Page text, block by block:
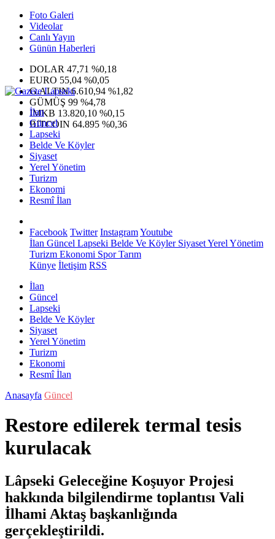
Foto Galeri
Videolar
Canlı Yayın
Günün Haberleri
DOLAR 47,71 %0,18
EURO 55,04 %0,05
G.ALTIN6.610,94 %1,82
GÜMÜŞ 99 %4,78
IMKB 13.820,10 %0,15
BITCOIN 64.895 %0,36
İlan
Güncel
Lapseki
Belde Ve Köyler
Siyaset
Yerel Yönetim
Turizm
Ekonomi
Resmî İlan
Facebook Twitter InstagramYoutube
İlan Güncel Lapseki Belde Ve KöylerSiyasetYerel Yönetim
Turizm Ekonomi SporTarım
Künye İletişim RSS
İlan
Güncel
Lapseki
Belde Ve Köyler
Siyaset
Yerel Yönetim
Turizm
Ekonomi
Resmî İlan
Anasayfa Güncel
Restore edilerek termal tesis
kurulacak
Lâpseki Geleceğine Koşuyor Projesi
hakkında bilgilendirme toplantısı Vali
İlhami Aktaş başkanlığında
gerçekleştirildi.